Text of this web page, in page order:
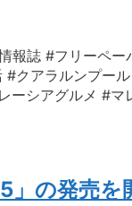
誌 #フリーペ
#クアラルンプ
シアグルメ #マ
」の発売を